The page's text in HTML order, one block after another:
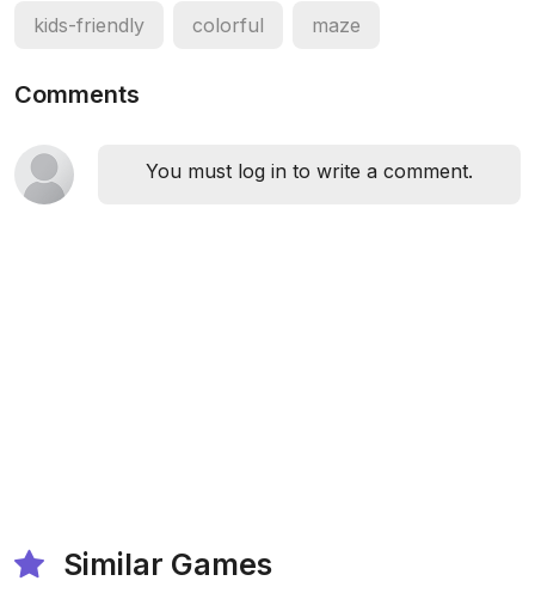
kids-friendly colorful maze
Comments
You must log in to write a comment.
Similar Games